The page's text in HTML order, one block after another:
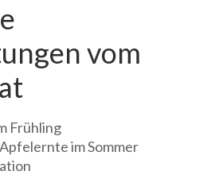
vom
Frühling
im Sommer